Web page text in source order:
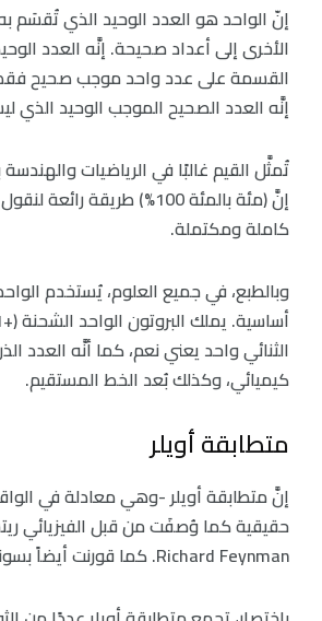
إنّ الواحد هو العدد الوحيد الذي تُقسَم
الأخرى إلى أعداد صحيحة. إنَّه العدد
القسمة على عدد واحد موجب صحيح
إنَّه العدد الصحيح الموجب الوحيد الذي
تُمثَّل القيم غالبًا في الرياضيات
إنَّ (مئة بالمئة 100%) طريقة
كاملة ومكتملة.
وبالطبع، في جميع العلوم، يُستخدم
الثنائي واحد يعني نعم، كما أنَّه العدد
كيميائي، وكذلك بُعد الخط المستقيم.
متطابقة أويلر
إنَّ متطابقة أويلر -وهي معادلة في
حقيقية كما وُصفَت من قبل الفيزيائي
Richard Feynman. كما قورنت أيضاً بسونيتة شكسبيرية.